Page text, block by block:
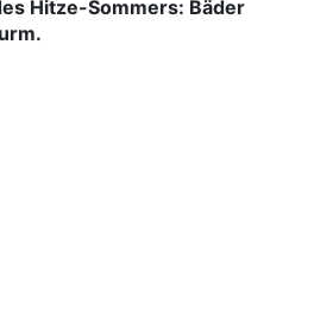
Hitze-Sommers: Bäder